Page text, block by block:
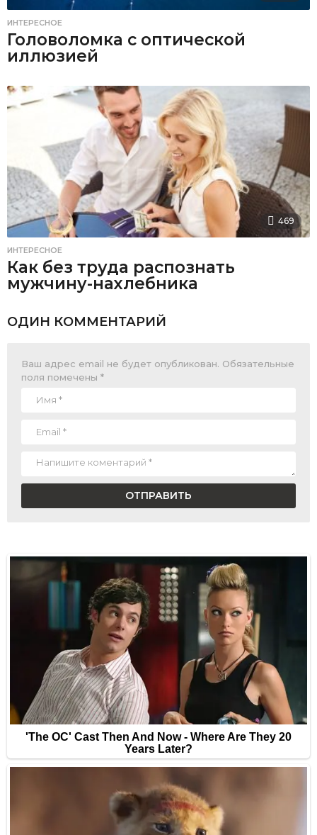
ИНТЕРЕСНОЕ
Головоломка с оптической
иллюзией
469
ИНТЕРЕСНОЕ
Как без труда распознать
мужчину-нахлебника
ОДИН КОММЕНТАРИЙ
Ваш адрес email не будет опубликован. Обязательные
поля помечены *